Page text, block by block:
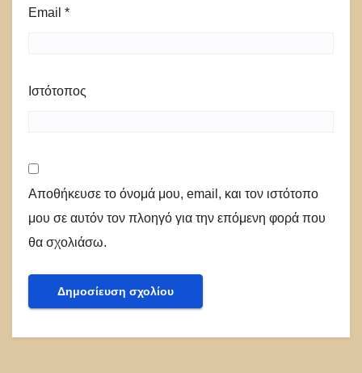
Email *
Ιστότοπος
Αποθήκευσε το όνομά μου, email, και τον ιστότοπο
μου σε αυτόν τον πλοηγό για την επόμενη φορά που
θα σχολιάσω.